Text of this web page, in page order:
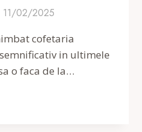
11/02/2025
cofetaria
in ultimele
o faca de la…